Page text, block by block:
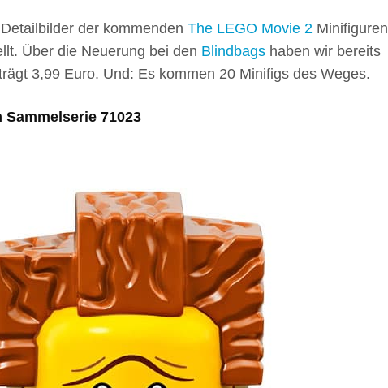
der kommenden The LEGO Movie 2 Minifiguren
Über die Neuerung bei den Blindbags haben wir bereits
3,99 Euro. Und: Es kommen 20 Minifigs des Weges.
71023